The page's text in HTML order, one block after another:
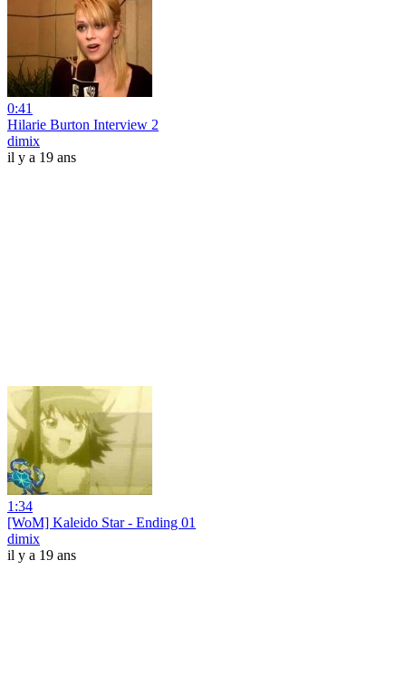
0:41
Hilarie Burton Interview 2
dimix
il y a 19 ans
1:34
[WoM] Kaleido Star - Ending 01
dimix
il y a 19 ans